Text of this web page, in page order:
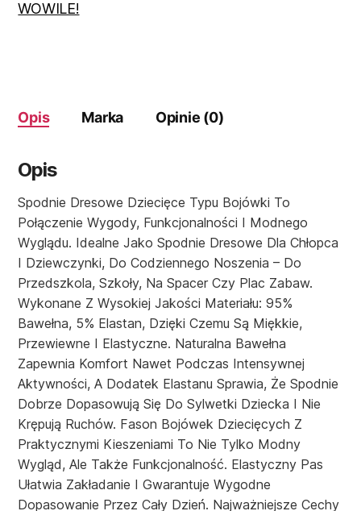
WOWILE!
Opis Marka Opinie (0)
Opis
Spodnie Dresowe Dziecięce Typu Bojówki To
Połączenie Wygody, Funkcjonalności I Modnego
Wyglądu. Idealne Jako Spodnie Dresowe Dla Chłopca
I Dziewczynki, Do Codziennego Noszenia – Do
Przedszkola, Szkoły, Na Spacer Czy Plac Zabaw.
Wykonane Z Wysokiej Jakości Materiału: 95%
Bawełna, 5% Elastan, Dzięki Czemu Są Miękkie,
Przewiewne I Elastyczne. Naturalna Bawełna
Zapewnia Komfort Nawet Podczas Intensywnej
Aktywności, A Dodatek Elastanu Sprawia, Że Spodnie
Dobrze Dopasowują Się Do Sylwetki Dziecka I Nie
Krępują Ruchów. Fason Bojówek Dziecięcych Z
Praktycznymi Kieszeniami To Nie Tylko Modny
Wygląd, Ale Także Funkcjonalność. Elastyczny Pas
Ułatwia Zakładanie I Gwarantuje Wygodne
Dopasowanie Przez Cały Dzień. Najważniejsze Cechy